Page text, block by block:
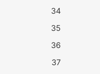
34
35
36
37